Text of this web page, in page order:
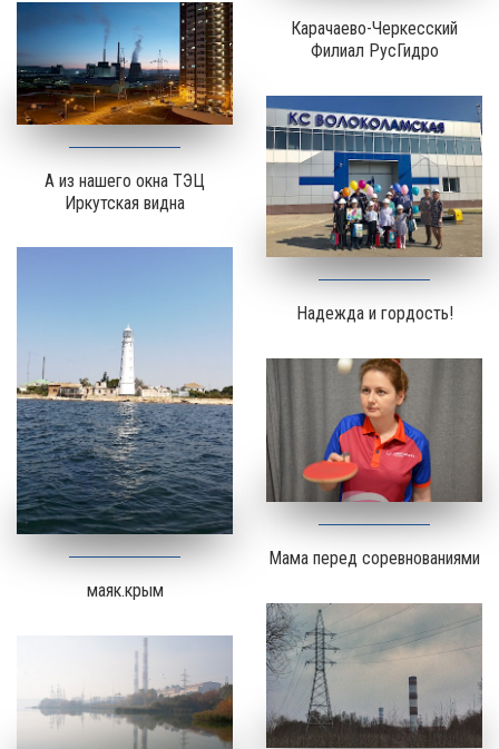
А из нашего окна ТЭЦ
Иркутская видна
Карачаево-Черкесский
Филиал РусГидро
маяк.крым
Надежда и гордость!
Мама перед соревнованиями